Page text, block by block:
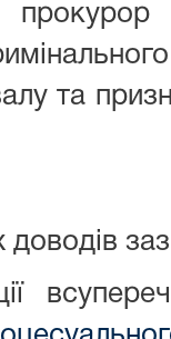
та
доводів